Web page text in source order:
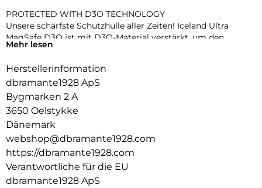
PROTECTED WITH D3O TECHNOLOGY
Unsere schärfste Schutzhülle aller Zeiten! Iceland Ultra
MagSafe D3O ist mit D3O-Material verstärkt, um den
dünnsten und fortschrittlichsten Aufprallschutz und die
D3O.
D3O ist das weltweit führende Unternehmen für
Aufprallschutz und wird von Profisportlern, Soldaten und
Motorradfahrern verwendet, um sie zu schützen – wenn sie
D3O vertrauen, können Sie das auch.
Aufprallschutz
Das nicht künstliche intelligente Material versteift sich, um
hohe Aufprallenergien abzubauen und
Verletzungen/Beschädigungen zu mindern.
Mehr lesen
Herstellerinformation
dbramante1928 ApS
Bygmarken 2 A
3650 Oelstykke
Dänemark
webshop@dbramante1928.com
https://dbramante1928.com
Verantwortliche für die EU
dbramante1928 ApS